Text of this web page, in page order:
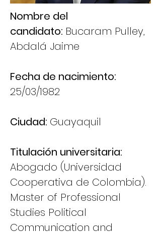
Nombre del
candidato: Bucaram Pulley,
Abdalá Jaime
Fecha de nacimiento:
25/03/1982
Ciudad: Guayaquil
Titulación universitaria:
Abogado (Universidad
Cooperativa de Colombia).
Master of Professional
Studies Political
Communication and